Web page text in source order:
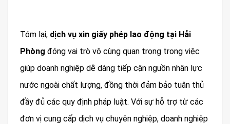
Tóm lại, dịch vụ xin giấy phép lao động tại Hải
Phòng đóng vai trò vô cùng quan trọng trong việc
giúp doanh nghiệp dễ dàng tiếp cận nguồn nhân lực
nước ngoài chất lượng, đồng thời đảm bảo tuân thủ
đầy đủ các quy định pháp luật. Với sự hỗ trợ từ các
đơn vị cung cấp dịch vụ chuyên nghiệp, doanh nghiệp